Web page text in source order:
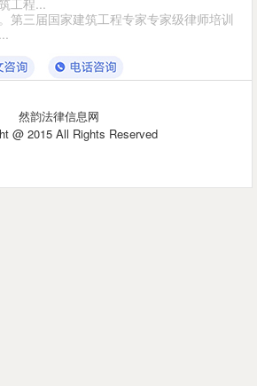
工程...
第三届国家建筑工程专家专家级律师培训
然韵法律信息网
@ 2015 All Rights Reserved